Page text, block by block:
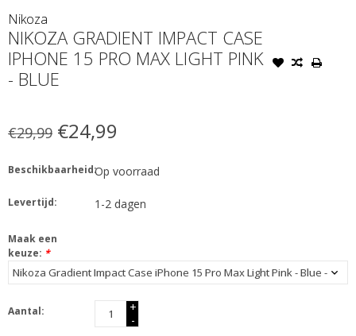
Nikoza
NIKOZA GRADIENT IMPACT CASE
IPHONE 15 PRO MAX LIGHT PINK
- BLUE
€29,99 €24,99
Beschikbaarheid:Op voorraad
Levertijd: 1-2 dagen
Maak een
keuze: *
Aantal:
+
-